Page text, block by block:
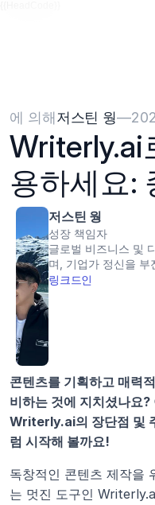
에 의해저스틴 웡—
Writerly.ai
용하세요:
저스틴 웡
성장 책임자
글로벌 비즈니스 및
며, 기업가 정신을 부
링크드인
콘텐츠를 기획하고 매력
비하는 것에 지치셨나요
Writerly.ai의 장단점 및
럼 시작해 볼까요!
독창적인 콘텐츠 제작을
는 멋진 도구인